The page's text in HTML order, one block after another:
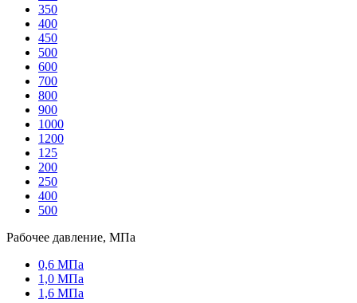
350
400
450
500
600
700
800
900
1000
1200
125
200
250
400
500
Рабочее давление, МПа
0,6 МПа
1,0 МПа
1,6 МПа